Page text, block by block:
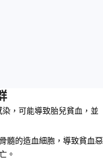
染，可能導致胎兒貧血，並
髓的造血細胞，導致貧血惡
。